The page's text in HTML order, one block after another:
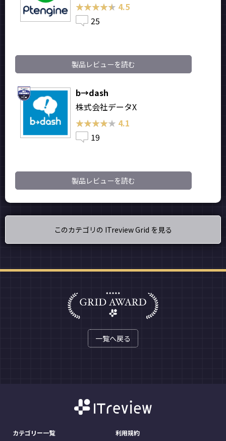
★★★★★
★★★★★ 4.5
25
製品レビューを読む
b→dash
株式会社データX
★★★★★
★★★★★ 4.1
19
製品レビューを読む
このカテゴリの ITreview Grid を見る
一覧へ戻る
カテゴリー一覧 利用規約